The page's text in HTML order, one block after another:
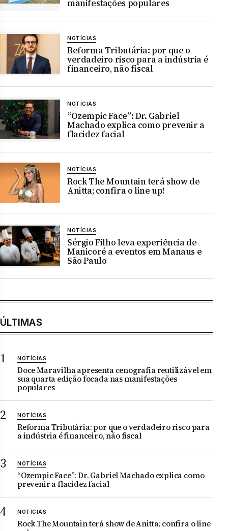
manifestações populares
NOTÍCIAS
Reforma Tributária: por que o
verdadeiro risco para a indústria é
financeiro, não fiscal
NOTÍCIAS
“Ozempic Face”: Dr. Gabriel
Machado explica como prevenir a
flacidez facial
NOTÍCIAS
Rock The Mountain terá show de
Anitta; confira o line up!
NOTÍCIAS
Sérgio Filho leva experiência de
Manicoré a eventos em Manaus e
São Paulo
ÚLTIMAS
NOTÍCIAS
Doce Maravilha apresenta cenografia reutilizável em
sua quarta edição focada nas manifestações
populares
NOTÍCIAS
Reforma Tributária: por que o verdadeiro risco para
a indústria é financeiro, não fiscal
NOTÍCIAS
“Ozempic Face”: Dr. Gabriel Machado explica como
prevenir a flacidez facial
NOTÍCIAS
Rock The Mountain terá show de Anitta; confira o line